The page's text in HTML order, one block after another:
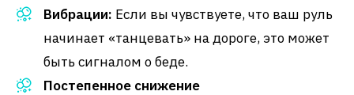
Вибрации: Если вы чувствуете, что ваш руль
начинает «танцевать» на дороге, это может
быть сигналом о беде.
Постепенное снижение